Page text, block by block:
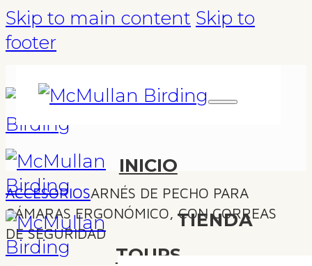
Skip to main content Skip to
footer
INICIO
TIENDA
TOURS
ACCESORIOSARNÉS DE PECHO PARA
CÁMARAS ERGONÓMICO, CON CORREAS
DE SEGURIDAD